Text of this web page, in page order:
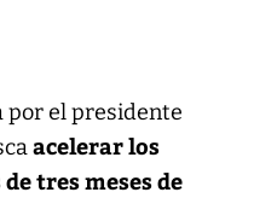
por el presidente
acelerar los
tres meses de